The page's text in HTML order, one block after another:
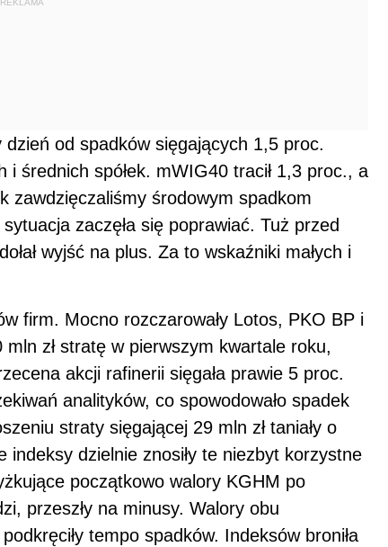
REKLAMA
dzień od spadków sięgających 1,5 proc.
i średnich spółek. mWIG40 tracił 1,3 proc., a
zawdzięczaliśmy środowym spadkom
zaczęła się poprawiać. Tuż przed
wyjść na plus. Za to wskaźniki małych i
firm. Mocno rozczarowały Lotos, PKO BP i
zł stratę w pierwszym kwartale roku,
akcji rafinerii sięgała prawie 5 proc.
analityków, co spowodowało spadek
straty sięgającej 29 mln zł taniały o
indeksy dzielnie znosiły te niezbyt korzystne
początkowo walory KGHM po
przeszły na minusy. Walory obu
tempo spadków. Indeksów broniła